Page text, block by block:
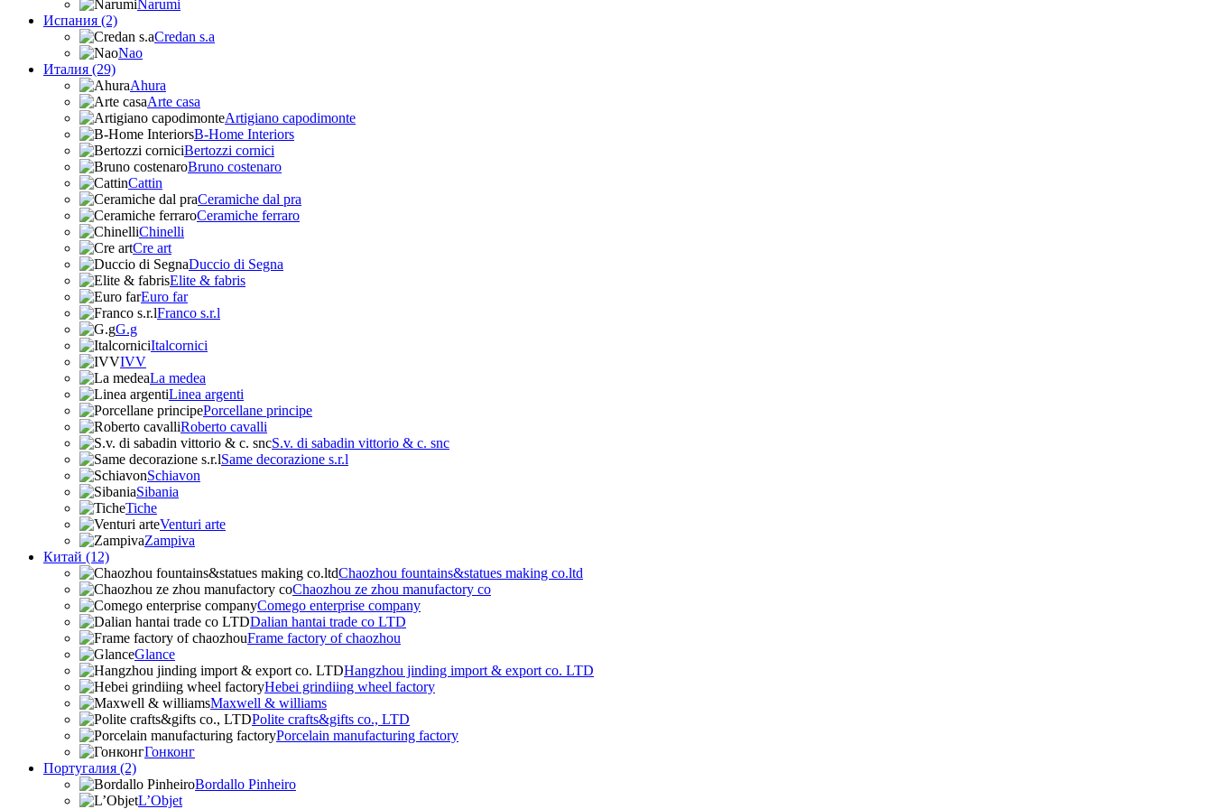
Narumi
Испания (2)
Credan s.a
Nao
Италия (29)
Ahura
Arte casa
Artigiano capodimonte
B-Home Interiors
Bertozzi cornici
Bruno costenaro
Cattin
Ceramiche dal pra
Ceramiche ferraro
Chinelli
Cre art
Duccio di Segna
Elite & fabris
Euro far
Franco s.r.l
G.g
Italcornici
IVV
La medea
Linea argenti
Porcellane principe
Roberto cavalli
S.v. di sabadin vittorio & c. snc
Same decorazione s.r.l
Schiavon
Sibania
Tiche
Venturi arte
Zampiva
Китай (12)
Chaozhou fountains&statues making co.ltd
Chaozhou ze zhou manufactory co
Comego enterprise company
Dalian hantai trade co LTD
Frame factory of chaozhou
Glance
Hangzhou jinding import & export co. LTD
Hebei grindiing wheel factory
Maxwell & williams
Polite crafts&gifts co., LTD
Porcelain manufacturing factory
Гонконг
Португалия (2)
Bordallo Pinheiro
L’Objet